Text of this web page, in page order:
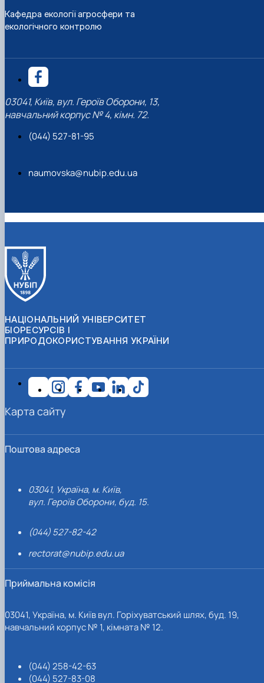
Кафедра екології агросфери та
екологічного контролю
03041, Київ, вул. Героїв Оборони, 13,
навчальний корпус № 4, кімн. 72.
(044) 527-81-95
naumovska@nubip.edu.ua
НАЦІОНАЛЬНИЙ УНІВЕРСИТЕТ
БІОРЕСУРСІВ І
ПРИРОДОКОРИСТУВАННЯ УКРАЇНИ
Поштова адреса
03041, Україна, м. Київ,
вул. Героїв Оборони, буд. 15.
(044) 527-82-42
rectorat@nubip.edu.ua
Приймальна комісія
03041, Україна, м. Київ вул. Горіхуватський шлях, буд. 19,
навчальний корпус № 1, кімната № 12.
(044) 258-42-63
(044) 527-83-08
Карта сайту